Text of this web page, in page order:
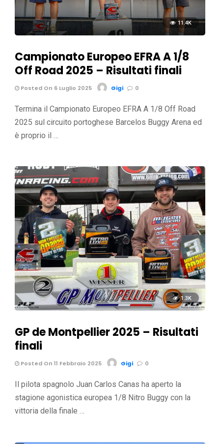
11.4K
Campionato Europeo EFRA A 1/8
Off Road 2025 – Risultati finali
Posted On 6 Luglio 2025 Gigi 0
Termina il Campionato Europeo EFRA A 1/8 Off Road
2025 sul circuito portoghese Barcelos Buggy Arena ed
è proprio il …
1.3K
GP de Montpellier 2025 – Risultati
finali
Posted On 11 Febbraio 2025 Gigi 0
Il pilota spagnolo Juan Carlos Canas ha aperto la
stagione agonistica europea 1/8 Nitro Buggy con la
vittoria della finale …